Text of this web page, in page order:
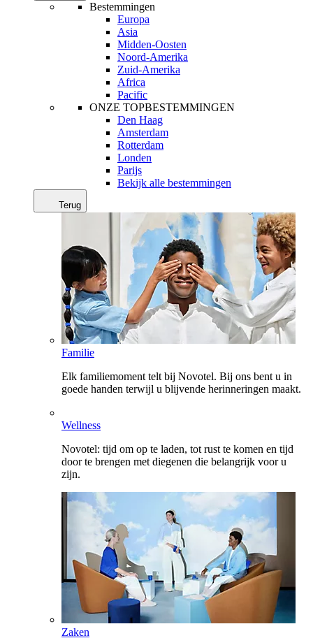
Bestemmingen
Europa
Asia
Midden-Oosten
Noord-Amerika
Zuid-Amerika
Africa
Pacific
ONZE TOPBESTEMMINGEN
Den Haag
Amsterdam
Rotterdam
Londen
Parijs
Bekijk alle bestemmingen
Terug
Familie
Elk familiemoment telt bij Novotel. Bij ons bent u in
goede handen terwijl u blijvende herinneringen maakt.
Wellness
Novotel: tijd om op te laden, tot rust te komen en tijd
door te brengen met diegenen die belangrijk voor u
zijn.
Zaken